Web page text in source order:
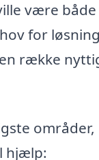
være
for
række
hjælp: